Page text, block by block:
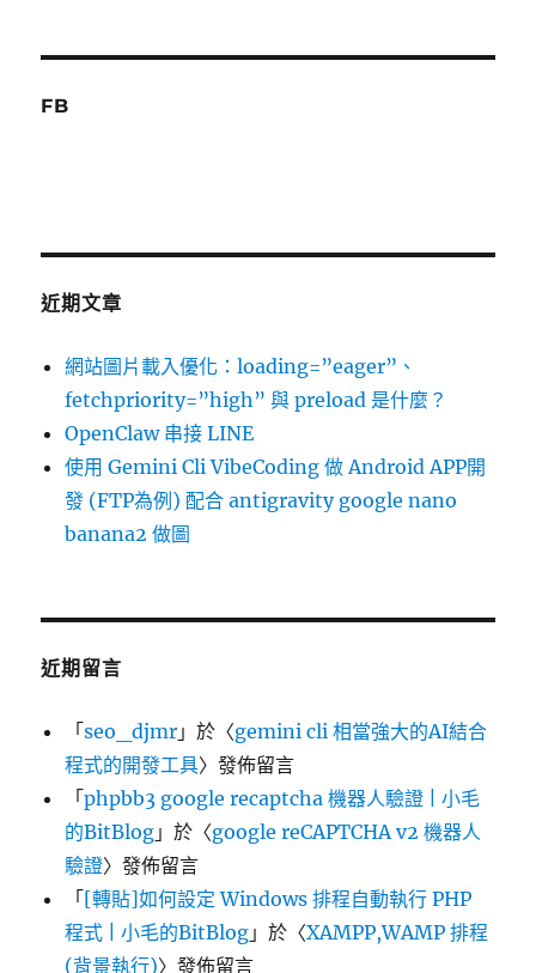
FB
近期文章
網站圖片載入優化：loading=”eager”、
fetchpriority=”high” 與 preload 是什麼？
OpenClaw 串接 LINE
使用 Gemini Cli VibeCoding 做 Android APP開
發 (FTP為例) 配合 antigravity google nano
banana2 做圖
近期留言
「seo_djmr 」於〈gemini cli 相當強大的AI結合
程式的開發工具〉發佈留言
「phpbb3 google recaptcha 機器人驗證 | 小毛
的BitBlog 」於〈google reCAPTCHA v2 機器人
驗證〉發佈留言
「[轉貼]如何設定 Windows 排程自動執行 PHP
程式 | 小毛的BitBlog 」於〈XAMPP,WAMP 排程
(背景執行)〉發佈留言